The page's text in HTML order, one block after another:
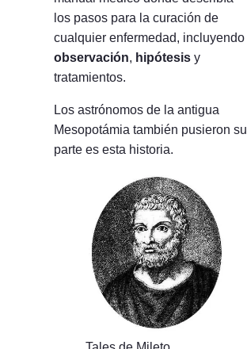
los pasos para la curación de
cualquier enfermedad, incluyendo
observación, hipótesis y
tratamientos.
Los astrónomos de la antigua
Mesopotámia también pusieron su
parte es esta historia.